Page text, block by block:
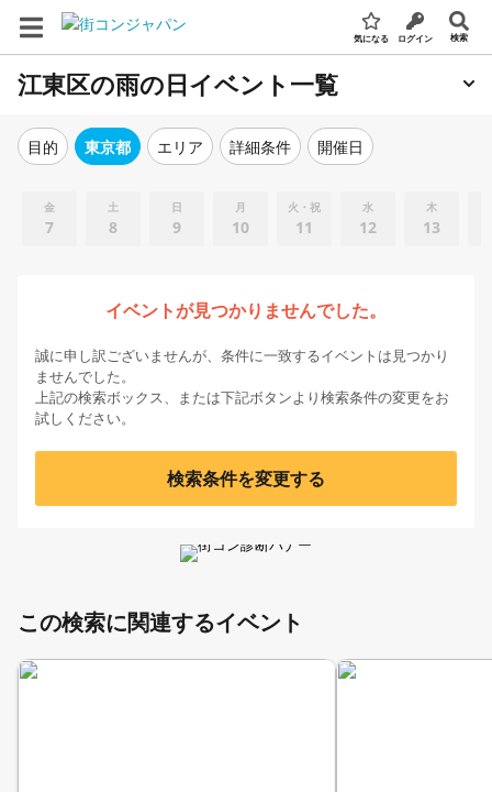
気になる ログイン 検索
江東区の雨の日イベント一覧
目的 東京都 エリア 詳細条件 開催日
金
7
土
8
日
9
月
10
火・祝
11
水
12
木
13
イベントが見つかりませんでした。
誠に申し訳ございませんが、条件に一致するイベントは見つかり
ませんでした。
上記の検索ボックス、または下記ボタンより検索条件の変更をお
試しください。
検索条件を変更する
この検索に関連するイベント